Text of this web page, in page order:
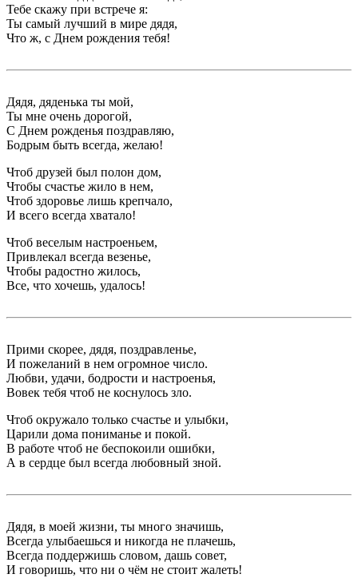
Тебе скажу при встрече я:
Ты самый лучший в мире дядя,
Что ж, с Днем рождения тебя!
Дядя, дяденька ты мой,
Ты мне очень дорогой,
С Днем рожденья поздравляю,
Бодрым быть всегда, желаю!
Чтоб друзей был полон дом,
Чтобы счастье жило в нем,
Чтоб здоровье лишь крепчало,
И всего всегда хватало!
Чтоб веселым настроеньем,
Привлекал всегда везенье,
Чтобы радостно жилось,
Все, что хочешь, удалось!
Прими скорее, дядя, поздравленье,
И пожеланий в нем огромное число.
Любви, удачи, бодрости и настроенья,
Вовек тебя чтоб не коснулось зло.
Чтоб окружало только счастье и улыбки,
Царили дома пониманье и покой.
В работе чтоб не беспокоили ошибки,
А в сердце был всегда любовный зной.
Дядя, в моей жизни, ты много значишь,
Всегда улыбаешься и никогда не плачешь,
Всегда поддержишь словом, дашь совет,
И говоришь, что ни о чём не стоит жалеть!